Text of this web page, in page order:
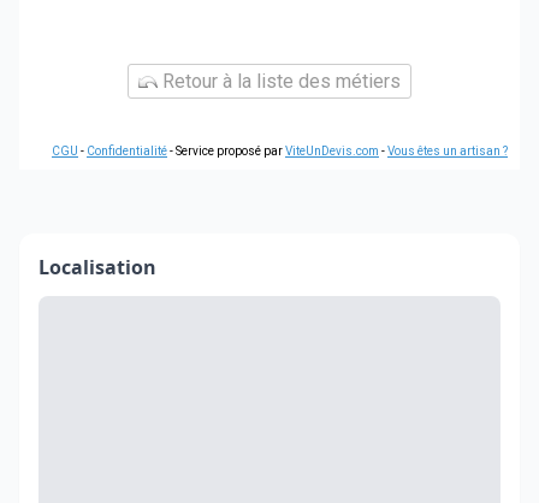
Retour à la liste des métiers
CGU - Confidentialité- Service proposé parViteUnDevis.com -Vous êtes un artisan ?
Localisation